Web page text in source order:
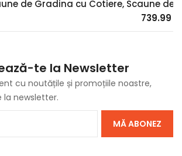
de Gradina cu Cotiere, Scaune
739.99
te la Newsletter
cu noutățile și promoțiile noastre,
la newsletter.
MĂ ABONEZ